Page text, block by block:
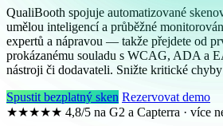
QualiBooth spojuje automatizované
umělou inteligencí a průběžné
expertů a nápravou — takže přejdete od
prokázanému souladu s WCAG, ADA a
nástroji či dodavateli. Snižte kritické
Spustit bezplatný sken Rezervovat demo
★★★★★ 4,8/5 na G2 a Capterra · více